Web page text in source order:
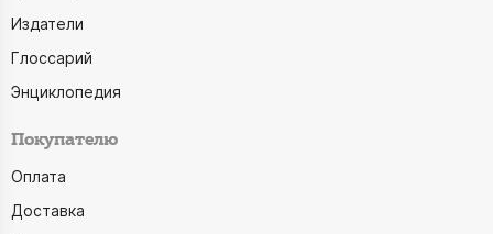
Издатели
Глоссарий
Энциклопедия
Покупателю
Оплата
Доставка